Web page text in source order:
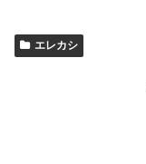
エレカシ